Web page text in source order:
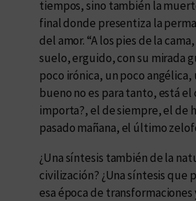
tiempos, sino también la
final donde presentiza la
del amor. “A los pies de la
suelo, erguido, con su mirada
poco irónica, un poco angélica,
bueno no es para tanto, está el
importa?, el de siempre, el de
pasado mañana, el último
¿Una síntesis también de la
civilización? ¿Una síntesis que
esa época de transformaciones